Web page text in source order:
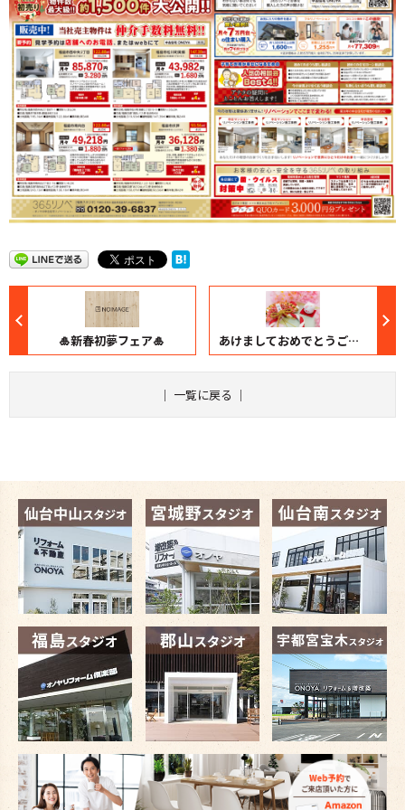
🎍新春初夢フェア🎍 あけましておめでとうございます。
｜ 一覧に戻る ｜